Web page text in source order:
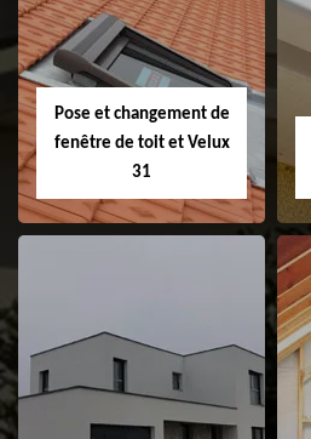
Couvreur 31
Pose et changement de
fenêtre de toit et Velux
31
Pose et
changement de
fenêtre de toit et